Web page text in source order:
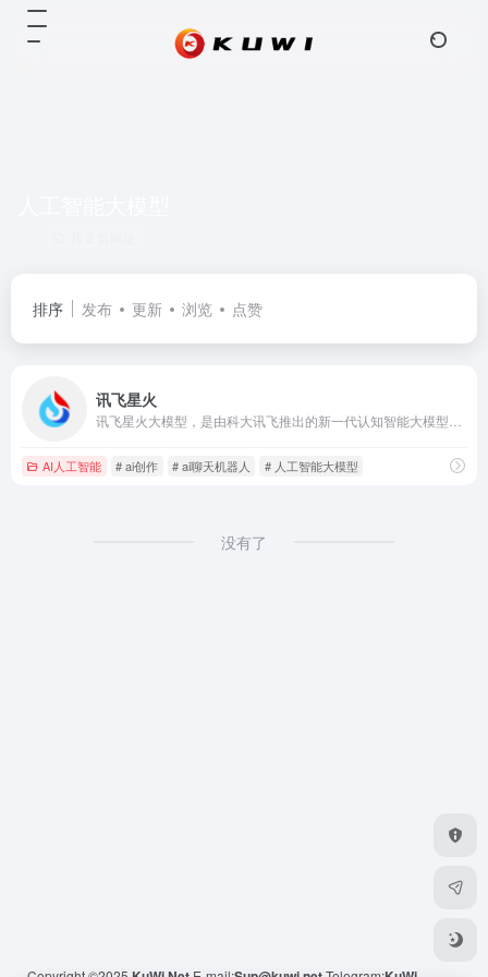
排序 发布 更新 浏览 点赞
讯飞星火
AI人工智能 # ai创作 # ai聊天机器人 # 人工智能大模型
没有了